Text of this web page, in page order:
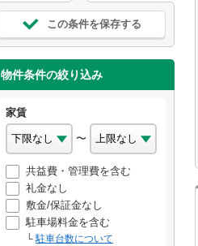
この条件を保存する
物件条件の絞り込み
家賃
〜
共益費・管理費を含む
礼金なし
敷金/保証金なし
駐車場料金を含む
駐車台数について